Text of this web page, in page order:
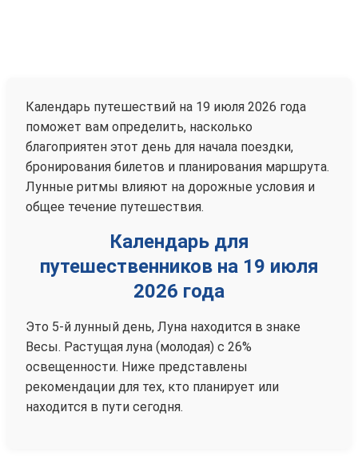
Календарь путешествий на 19 июля 2026 года
поможет вам определить, насколько
благоприятен этот день для начала поездки,
бронирования билетов и планирования маршрута.
Лунные ритмы влияют на дорожные условия и
общее течение путешествия.
Календарь для
путешественников на 19 июля
2026 года
Это 5-й лунный день, Луна находится в знаке
Весы. Растущая луна (молодая) с 26%
освещенности. Ниже представлены
рекомендации для тех, кто планирует или
находится в пути сегодня.